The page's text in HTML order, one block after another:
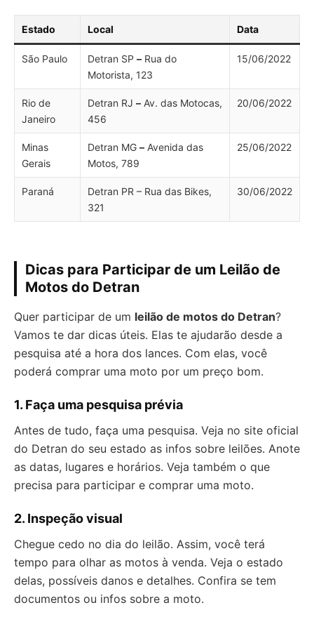
Estado Local Data
São Paulo Detran SP – Rua do
Motorista, 123
15/06/2022
Rio de
Janeiro
Detran RJ – Av. das Motocas,
456
20/06/2022
Minas
Gerais
Detran MG – Avenida das
Motos, 789
25/06/2022
Paraná
Detran PR – Rua das Bikes,
321
30/06/2022
Dicas para Participar de um Leilão de
Motos do Detran
Quer participar de um leilão de motos do Detran?
Vamos te dar dicas úteis. Elas te ajudarão desde a
pesquisa até a hora dos lances. Com elas, você
poderá comprar uma moto por um preço bom.
1. Faça uma pesquisa prévia
Antes de tudo, faça uma pesquisa. Veja no site oficial
do Detran do seu estado as infos sobre leilões. Anote
as datas, lugares e horários. Veja também o que
precisa para participar e comprar uma moto.
2. Inspeção visual
Chegue cedo no dia do leilão. Assim, você terá
tempo para olhar as motos à venda. Veja o estado
delas, possíveis danos e detalhes. Confira se tem
documentos ou infos sobre a moto.